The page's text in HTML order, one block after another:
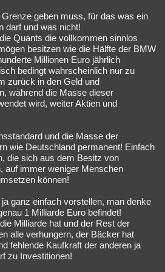
geben muss, für das was ein
darf und was nicht!
Quants die vollkommen sinnlos
besitzen wie die Hälfte der BMW
Millionen Euro jährlich
bedingt wahrscheinlich nur zu
zurück in den Geld und
während die Masse dieser
wird, weiter Aktien und
und die Masse der
wie Deutschland permanent! Einfach
die sich aus dem Besitz von
auf immer weniger Menschen
können!
ganz einfach vorstellen, man denke
1 Milliarde Euro befindet!
Milliarde hat und der Rest der
alle verhungern, der Bäcker hat
fehlende Kaufkraft der anderen ja
zu Investitionen!